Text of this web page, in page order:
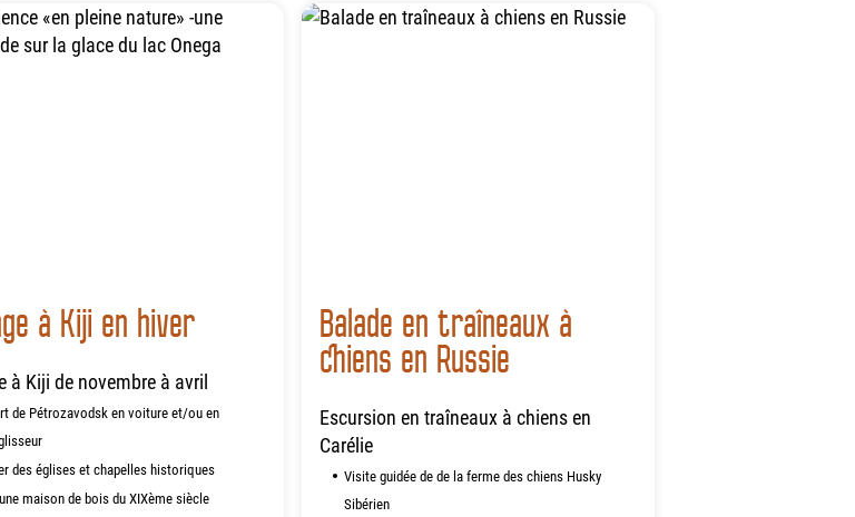
à Kiji en hiver
à Kiji de novembre à avril
de Pétrozavodsk en voiture et/ou en
des églises et chapelles historiques
maison de bois du XIXème siècle
Balade en traîneaux à
chiens en Russie
Escursion en traîneaux à chiens en
Carélie
Visite guidée de de la ferme des chiens Husky
Sibérien